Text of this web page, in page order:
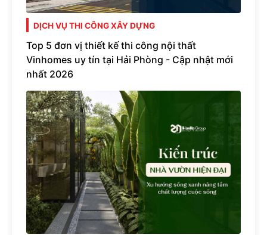
DỊCH VỤ THI CÔNG XÂY DỰNG
Top 5 đơn vị thiết kế thi công nội thất
Vinhomes uy tín tại Hải Phòng - Cập nhật mới
nhất 2026